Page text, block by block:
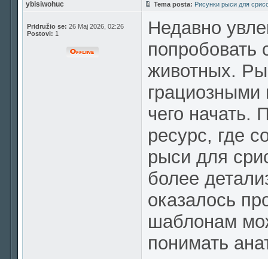
ybisiwohuc Tema posta: Рисунки рыси для
Pridružio se: 26 Maj 2026, 02:26
Postovi: 1
Недавно
попробовать
животных.
чего начать.
ресурс, где
рыси для
более
оказалось
шаблонам
понимать